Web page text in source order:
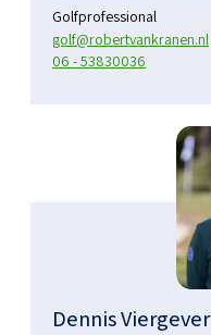
Golfprofessional
golf@robertvankranen.nl
06 - 53830036
Dennis Viergever